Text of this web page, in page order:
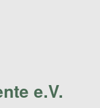
e.V.